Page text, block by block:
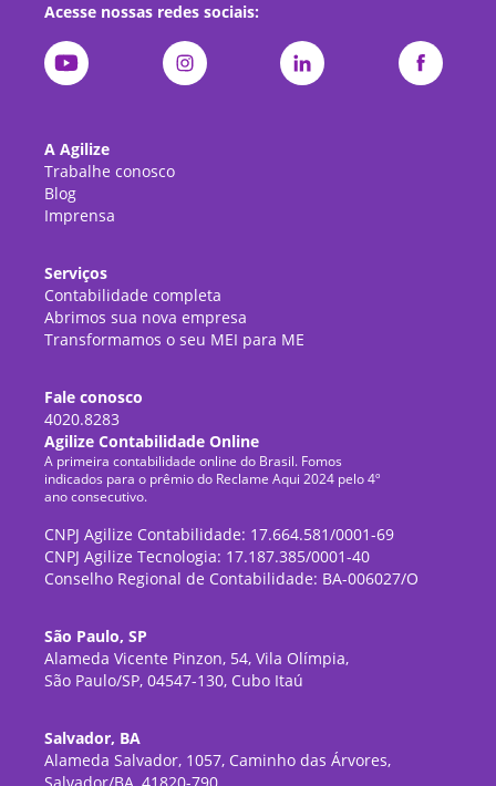
Acesse nossas redes sociais:
A Agilize
Trabalhe conosco
Blog
Imprensa
Serviços
Contabilidade completa
Abrimos sua nova empresa
Transformamos o seu MEI para ME
Fale conosco
4020.8283
Agilize Contabilidade Online
A primeira contabilidade online do Brasil. Fomos
indicados para o prêmio do Reclame Aqui 2024 pelo 4º
ano consecutivo.
CNPJ Agilize Contabilidade: 17.664.581/0001-69
CNPJ Agilize Tecnologia: 17.187.385/0001-40
Conselho Regional de Contabilidade: BA-006027/O
São Paulo, SP
Alameda Vicente Pinzon, 54, Vila Olímpia,
São Paulo/SP, 04547-130, Cubo Itaú
Salvador, BA
Alameda Salvador, 1057, Caminho das Árvores,